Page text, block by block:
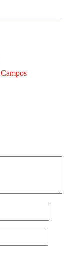
Campos